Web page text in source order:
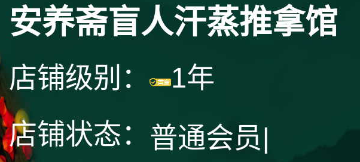
安养斋盲人汗蒸推拿馆
店铺级别：
1年
店铺状态： 普通会员|